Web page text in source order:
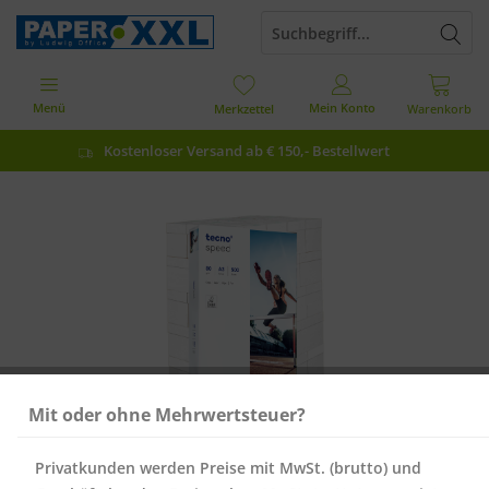
Kostenloser Versand ab € 150,- Bestellwert
Warenkorb
Merkzettel Mein Konto
Menü
Mit oder ohne Mehrwertsteuer?
Privatkunden werden Preise mit MwSt. (brutto) und